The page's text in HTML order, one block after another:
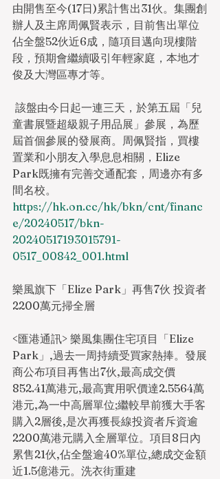
由開售至今(17日)累計售出31伙。集團創
辦人及主席周佩賢表示，目前售出單位
佔全盤52伙近6成，隨項目邁向現樓階
段，預期會繼續吸引年輕家庭，本地才
俊及大灣區專才等。
童書展暨超級親子用品展」參展，為歷
屆首個參展的發展商。周佩賢指，買樓
置業和小朋友入學息息相關，Elize
Park既擁有完善交通配套，周邊亦有多
間名校。
https://hk.on.cc/hk/bkn/cnt/financ
e/20240517/bkn-
20240517193015791-
0517_00842_001.html
樂風旗下「Elize Park」再售7伙 投資者
2200萬元掃全層
<匯港通訊> 樂風集團住宅項目「Elize
Park」,過去一周持續受買家熱捧。發展
商公布項目再售出7伙,最高成交價
852.41萬港元,最高實用呎價達2.5564萬
港元,為一中高層單位;繼較早前獲大手客
購入2層後,是次再獲長線投資者斥資逾
2200萬港元購入全層單位。項目8日內
累售21伙,佔全盤逾40%單位,總成交金額
近1.5億港元。洗衣街重建